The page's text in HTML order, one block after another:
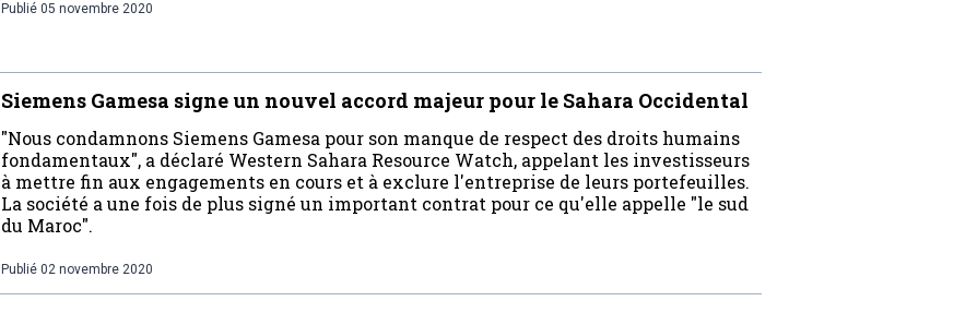
Publié 05 novembre 2020
Siemens Gamesa signe un nouvel accord majeur pour le Sahara Occidental
"Nous condamnons Siemens Gamesa pour son manque de respect des droits humains
fondamentaux", a déclaré Western Sahara Resource Watch, appelant les investisseurs
à mettre fin aux engagements en cours et à exclure l'entreprise de leurs portefeuilles.
La société a une fois de plus signé un important contrat pour ce qu'elle appelle "le sud
du Maroc".
Publié 02 novembre 2020